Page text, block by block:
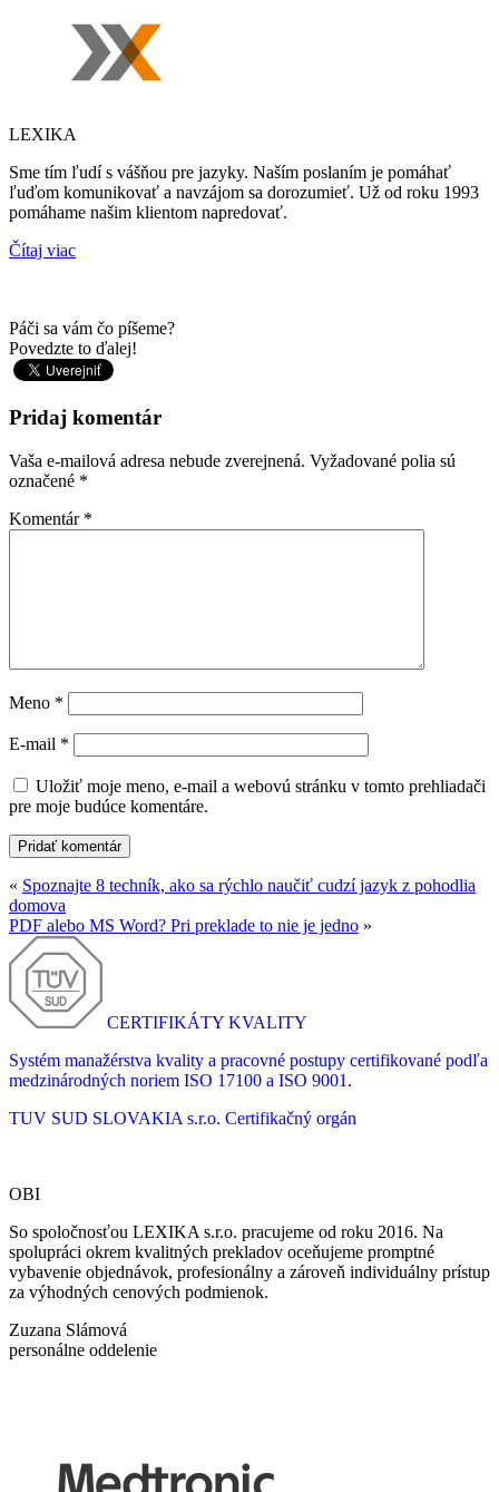
LEXIKA
Sme tím ľudí s vášňou pre jazyky. Naším poslaním je pomáhať
ľuďom komunikovať a navzájom sa dorozumieť. Už od roku 1993
pomáhame našim klientom napredovať.
Čítaj viac
Páči sa vám čo píšeme?
Povedzte to ďalej!
Pridaj komentár
Vaša e-mailová adresa nebude zverejnená. Vyžadované polia sú
označené *
Komentár *
Meno *
E-mail *
Uložiť moje meno, e-mail a webovú stránku v tomto prehliadači
pre moje budúce komentáre.
« Spoznajte 8 techník, ako sa rýchlo naučiť cudzí jazyk z pohodlia
domova
PDF alebo MS Word? Pri preklade to nie je jedno »
CERTIFIKÁTY KVALITY
Systém manažérstva kvality a pracovné postupy certifikované podľa
medzinárodných noriem ISO 17100 a ISO 9001.
TUV SUD SLOVAKIA s.r.o. Certifikačný orgán
OBI
So spoločnosťou LEXIKA s.r.o. pracujeme od roku 2016. Na
spolupráci okrem kvalitných prekladov oceňujeme promptné
vybavenie objednávok, profesionálny a zároveň individuálny prístup
za výhodných cenových podmienok.
Zuzana Slámová
personálne oddelenie